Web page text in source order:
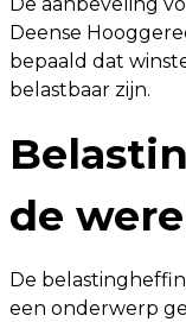
Deense
bepaald dat
belastbaar zijn.
de
De
een onderwerp